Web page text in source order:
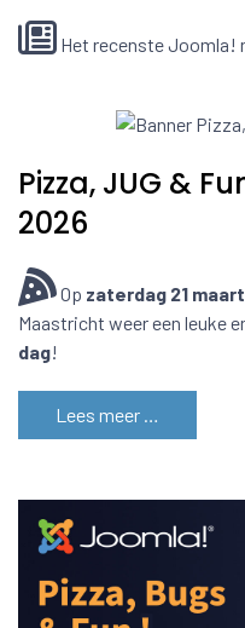
Het recenste Joomla!
Pizza, JUG &
2026
Op zaterdag 21
Maastricht weer een leuke
dag!
Lees meer …